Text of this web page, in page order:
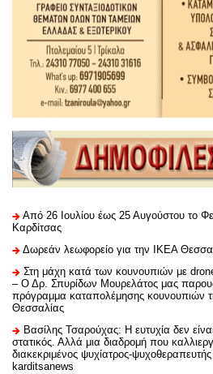
Από 26 Ιουλίου έως 25 Αυγούστου το
Καρδίτσας
Δωρεάν λεωφορείο για την ΙΚΕΑ
Στη μάχη κατά των κουνουπιών με
– Ο Δρ. Σπυρίδων Μουρελάτος μας
πρόγραμμα καταπολέμησης κουνουπιών
Θεσσαλίας
Βασίλης Τσαρούχας: Η ευτυχία δεν
στατικός. Αλλά μια διαδρομή που
διακεκριμένος ψυχίατρος-
karditsanews